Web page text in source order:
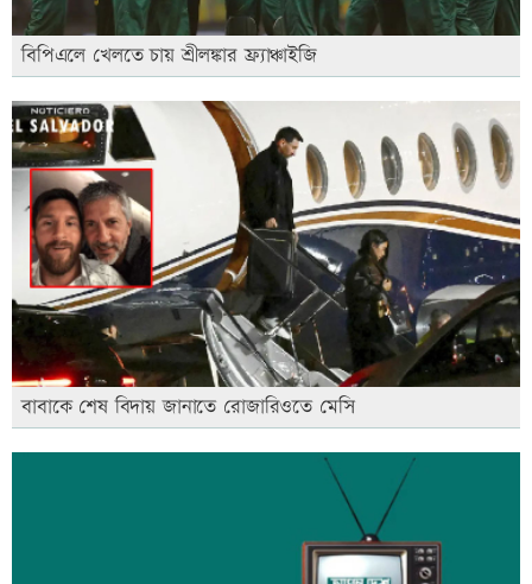
বিপিএলে খেলতে চায় শ্রীলঙ্কার ফ্র্যাঞ্চাইজি
বাবাকে শেষ বিদায় জানাতে রোজারিওতে মেসি